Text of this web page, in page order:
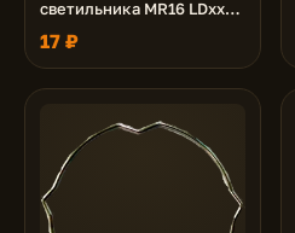
светильника MR16 LDxxxx
24V, 3.0W, Синяя Blue
17 ₽